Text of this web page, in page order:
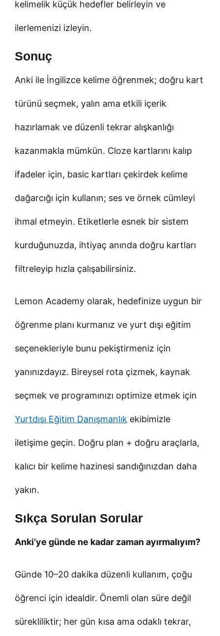
kelimelik küçük hedefler belirleyin ve
ilerlemenizi izleyin.
Sonuç
Anki ile İngilizce kelime öğrenmek; doğru kart
türünü seçmek, yalın ama etkili içerik
hazırlamak ve düzenli tekrar alışkanlığı
kazanmakla mümkün. Cloze kartlarını kalıp
ifadeler için, basic kartları çekirdek kelime
dağarcığı için kullanın; ses ve örnek cümleyi
ihmal etmeyin. Etiketlerle esnek bir sistem
kurduğunuzda, ihtiyaç anında doğru kartları
filtreleyip hızla çalışabilirsiniz.
Lemon Academy olarak, hedefinize uygun bir
öğrenme planı kurmanız ve yurt dışı eğitim
seçenekleriyle bunu pekiştirmeniz için
yanınızdayız. Bireysel rota çizmek, kaynak
seçmek ve programınızı optimize etmek için
Yurtdışı Eğitim Danışmanlık ekibimizle
iletişime geçin. Doğru plan + doğru araçlarla,
kalıcı bir kelime hazinesi sandığınızdan daha
yakın.
Sıkça Sorulan Sorular
Anki’ye günde ne kadar zaman ayırmalıyım?
Günde 10–20 dakika düzenli kullanım, çoğu
öğrenci için idealdir. Önemli olan süre değil
sürekliliktir; her gün kısa ama odaklı tekrar,